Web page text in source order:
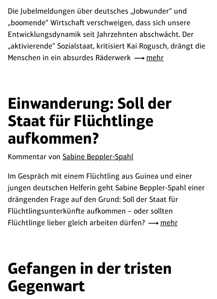
Die Jubelmeldungen über deutsches „Jobwunder“ und
„boomende“ Wirtschaft verschweigen, dass sich unsere
Entwicklungsdynamik seit Jahrzehnten abschwächt. Der
„aktivierende“ Sozialstaat, kritisiert Kai Rogusch, drängt die
Menschen in ein absurdes Räderwerk
mehr
Einwanderung: Soll der
Staat für Flüchtlinge
aufkommen?
Kommentar von Sabine Beppler-Spahl
Im Gespräch mit einem Flüchtling aus Guinea und einer
jungen deutschen Helferin geht Sabine Beppler-Spahl einer
drängenden Frage auf den Grund: Soll der Staat für
Flüchtlingsunterkünfte aufkommen – oder sollten
Flüchtlinge lieber gleich arbeiten dürfen?
mehr
Gefangen in der tristen
Gegenwart